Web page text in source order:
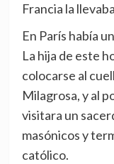
Francia la
En París había
La hija de este
colocarse al
Milagrosa, y al
visitara un
masónicos y
católico.